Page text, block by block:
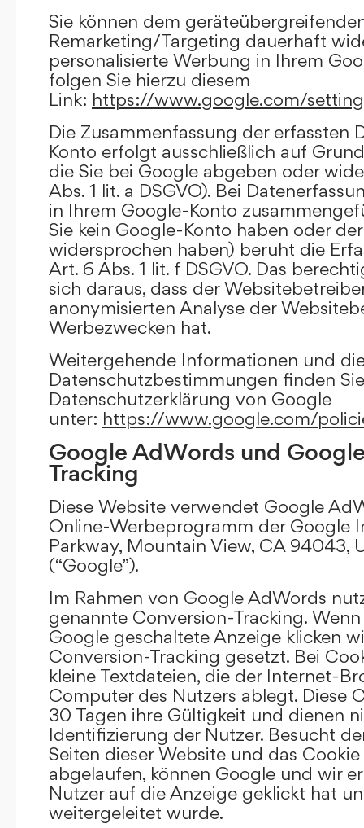
Sie können dem
Remarketing/Targeting dauerhaft
personalisierte Werbung in Ihrem
folgen Sie hierzu diesem
Link: https://www.google.com/
Die Zusammenfassung der erfassten
Konto erfolgt ausschließlich auf
die Sie bei Google abgeben oder
Abs. 1 lit. a DSGVO). Bei
in Ihrem Google-Konto
Sie kein Google-Konto haben oder
widersprochen haben) beruht die
Art. 6 Abs. 1 lit. f DSGVO. Das
sich daraus, dass der
anonymisierten Analyse der
Werbezwecken hat.
Weitergehende Informationen und
Datenschutzbestimmungen finden
Datenschutzerklärung von Google
unter: https://www.google.com/
Google AdWords und
Tracking
Diese Website verwendet Google
Online-Werbeprogramm der Google
Parkway, Mountain View, CA 94043,
(“Google”).
Im Rahmen von Google AdWords
genannte Conversion-Tracking.
Google geschaltete Anzeige klicken
Conversion-Tracking gesetzt. Bei
kleine Textdateien, die der Internet-
Computer des Nutzers ablegt. Diese
30 Tagen ihre Gültigkeit und dienen
Identifizierung der Nutzer. Besucht
Seiten dieser Website und das
abgelaufen, können Google und wir
Nutzer auf die Anzeige geklickt hat
weitergeleitet wurde.